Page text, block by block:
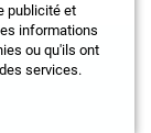
publicité et
informations
ou qu'ils ont
services.